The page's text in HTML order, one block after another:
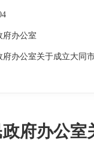
府办公室
府办公室关于成立大同
府办公